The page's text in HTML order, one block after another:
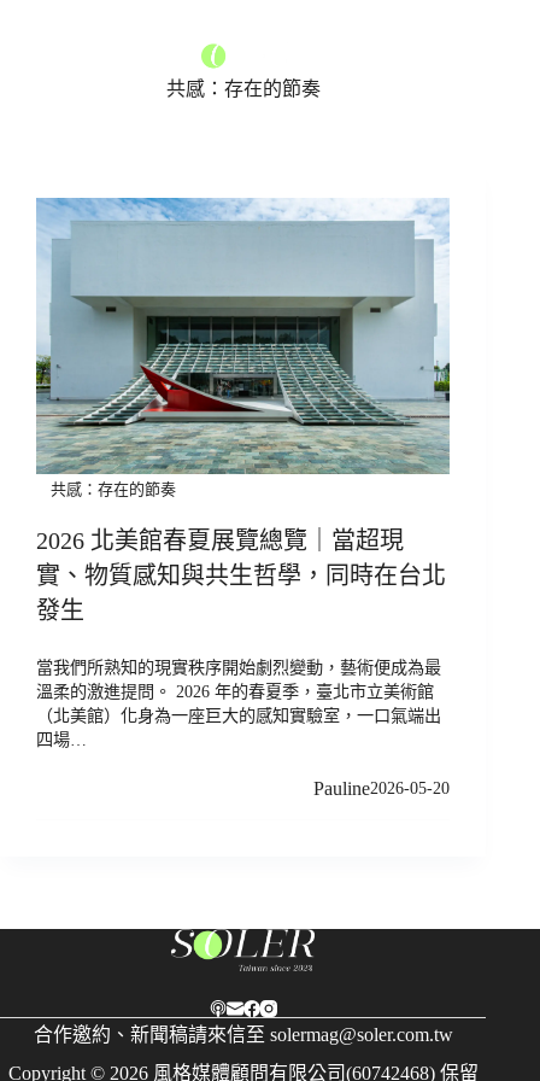
共感：存在的節奏
共感：存在的節奏
2026 北美館春夏展覽總覽｜當超現
實、物質感知與共生哲學，同時在台北
發生
當我們所熟知的現實秩序開始劇烈變動，藝術便成為最
溫柔的激進提問。 2026 年的春夏季，臺北市立美術館
（北美館）化身為一座巨大的感知實驗室，一口氣端出
四場…
Pauline2026-05-20
合作邀約、新聞稿請來信至 solermag@soler.com.tw
Copyright © 2026 風格媒體顧問有限公司(60742468) 保留